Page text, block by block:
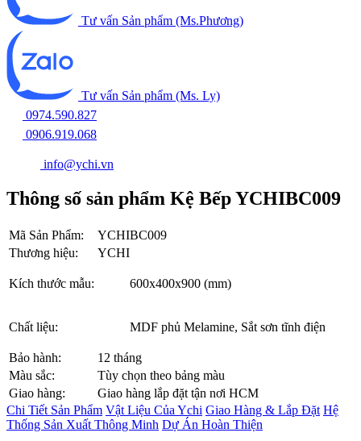
Tư vấn Sản phẩm (Ms.Phương)
Tư vấn Sản phẩm (Ms. Ly)
0974.590.827
0906.919.068
info@ychi.vn
Thông số sản phẩm Kệ Bếp YCHIBC009
Mã Sản Phẩm:
YCHIBC009
Thương hiệu:
YCHI
Kích thước mẫu: 600x400x900 (mm)
Chất liệu: MDF phủ Melamine, Sắt sơn tĩnh điện
Bảo hành:
12 tháng
Màu sắc:
Tùy chọn theo bảng màu
Giao hàng:
Giao hàng lắp đặt tận nơi HCM
Chi Tiết Sản Phẩm Vật Liệu Của Ychi Giao Hàng & Lắp Đặt Hệ
Thống Sản Xuất Thông Minh Dự Án Hoàn Thiện